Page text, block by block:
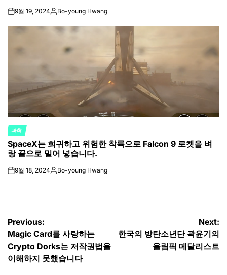
on9월 19, 2024Posted
Bo-young Hwang
POSTED
IN
과학
SpaceX는 희귀하고 위험한 착륙으로 Falcon 9 로켓을 벼
랑 끝으로 밀어 넣습니다.
on9월 18, 2024Posted
Bo-young Hwang
글
탐
색
Previous:
Magic Card를 사랑하는
Crypto Dorks는 저작권법을
이해하지 못했습니다
Next:
한국의 방탄소년단 곽윤기의
올림픽 메달리스트